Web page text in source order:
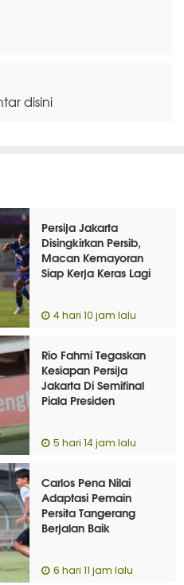
disini
Persija Jakarta
Disingkirkan Persib,
Macan Kemayoran
Siap Kerja Keras Lagi
4 hari 10 jam lalu
Rio Fahmi Tegaskan
Kesiapan Persija
Jakarta Di Semifinal
Piala Presiden
5 hari 14 jam lalu
Carlos Pena Nilai
Adaptasi Pemain
Persita Tangerang
Berjalan Baik
6 hari 11 jam lalu